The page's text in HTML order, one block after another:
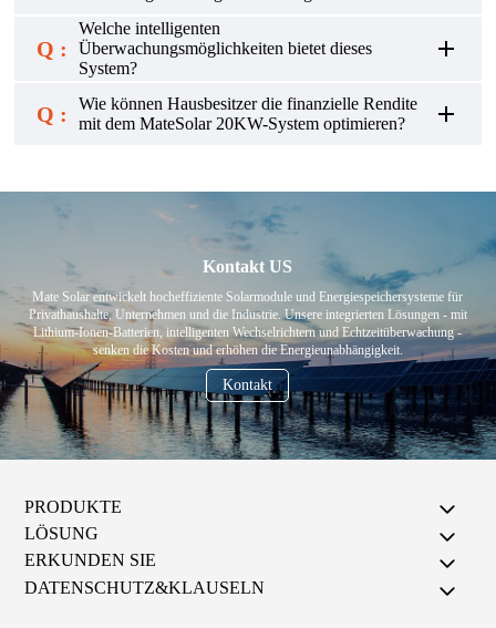
Q :
Welche intelligenten
Überwachungsmöglichkeiten bietet dieses
System?
Q :
Wie können Hausbesitzer die finanzielle Rendite
mit dem MateSolar 20KW-System optimieren?
Kontakt US
Mate Solar entwickelt hocheffiziente Solarmodule und Energiespeichersysteme für
Privathaushalte, Unternehmen und die Industrie. Unsere integrierten Lösungen - mit
Lithium-Ionen-Batterien, intelligenten Wechselrichtern und Echtzeitüberwachung -
senken die Kosten und erhöhen die Energieunabhängigkeit.
Kontakt
PRODUKTE
LÖSUNG
ERKUNDEN SIE
DATENSCHUTZ&KLAUSELN